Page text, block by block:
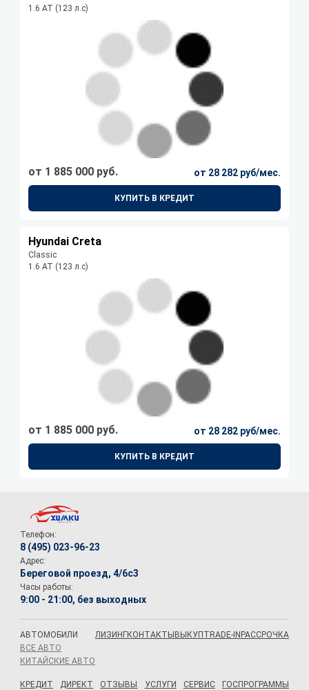
1.6 АТ (123 л.с)
от 1 885 000 руб. от 28 282 руб/мес.
КУПИТЬ В КРЕДИТ
Hyundai Creta
Classic
1.6 АТ (123 л.с)
от 1 885 000 руб. от 28 282 руб/мес.
КУПИТЬ В КРЕДИТ
Телефон:
8 (495) 023-96-23
Адрес:
Береговой проезд, 4/6с3
Часы работы:
9:00 - 21:00, без выходных
АВТОМОБИЛИ
ВСЕ АВТО
КИТАЙСКИЕ АВТО
ЛИЗИНГКОНТАКТЫ ВЫКУП TRADE-IN РАССРОЧКА
КРЕДИТ ДИРЕКТ ОТЗЫВЫ УСЛУГИ СЕРВИС ГОСПРОГРАММЫ